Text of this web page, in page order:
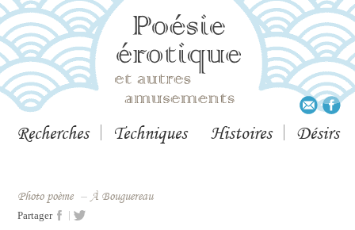
Recherches Techniques Histoires Désirs
Photo poème – À Bouguereau
Partager